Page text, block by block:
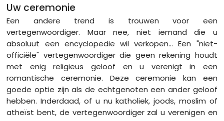
Uw ceremonie
Een andere trend is trouwen voor een
vertegenwoordiger. Maar nee, niet iemand die u
absoluut een encyclopedie wil verkopen... Een "niet-
officiële" vertegenwoordiger die geen rekening houdt
met enig religieus geloof en u verenigt in een
romantische ceremonie. Deze ceremonie kan een
goede optie zijn als de echtgenoten een ander geloof
hebben. Inderdaad, of u nu katholiek, joods, moslim of
atheïst bent, de vertegenwoordiger zal u verenigen en